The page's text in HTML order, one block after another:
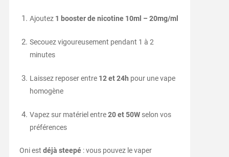
Ajoutez 1 booster de nicotine 10ml – 20mg/ml
Secouez vigoureusement pendant 1 à 2
minutes
Laissez reposer entre 12 et 24h pour une vape
homogène
Vapez sur matériel entre20 et 50Wselon vos
préférences
Oni est déjà steepé: vous pouvez le vaper